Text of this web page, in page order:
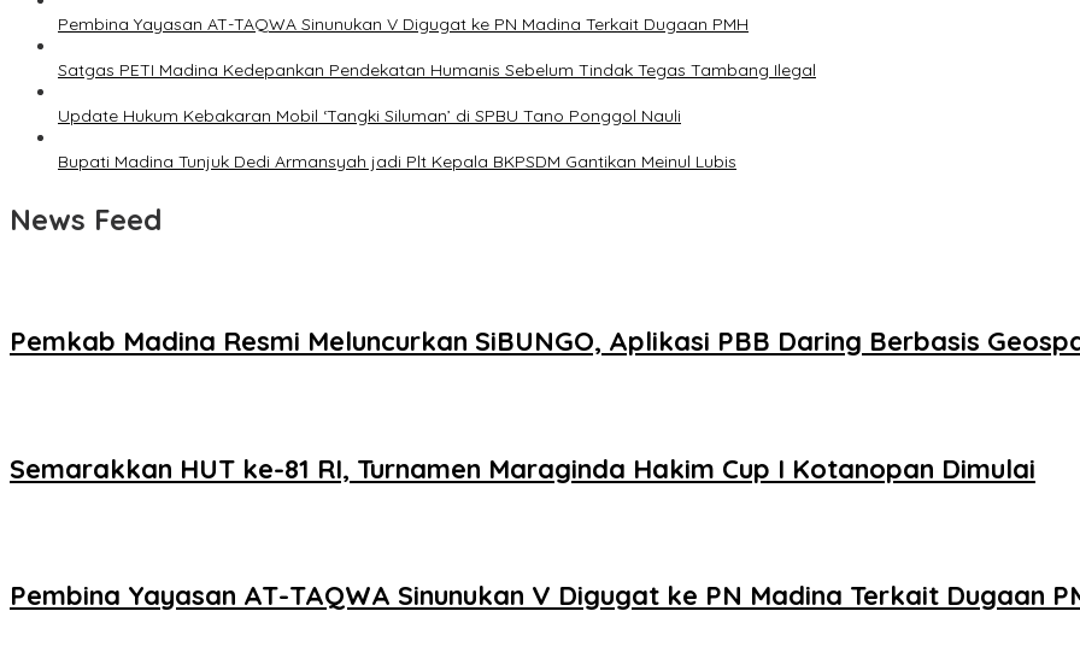
Pembina Yayasan AT-TAQWA Sinunukan V Digugat ke PN Madina Terkait Dugaan PMH
Satgas PETI Madina Kedepankan Pendekatan Humanis Sebelum Tindak Tegas Tambang Ilegal
Update Hukum Kebakaran Mobil ‘Tangki Siluman’ di SPBU Tano Ponggol Nauli
Bupati Madina Tunjuk Dedi Armansyah jadi Plt Kepala BKPSDM Gantikan Meinul Lubis
News Feed
Pemkab Madina Resmi Meluncurkan SiBUNGO, Aplikasi PBB Daring Berbasis
Semarakkan HUT ke-81 RI, Turnamen Maraginda Hakim Cup I Kotanopan Dimulai
Pembina Yayasan AT-TAQWA Sinunukan V Digugat ke PN Madina Terkait Dugaan